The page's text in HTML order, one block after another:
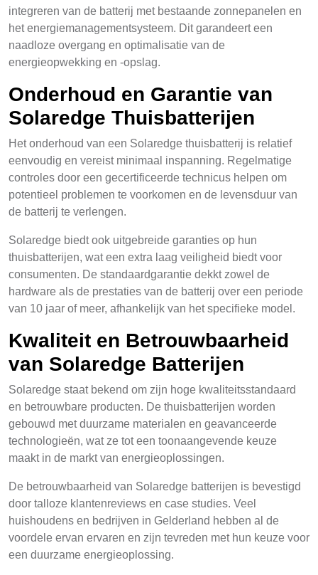
integreren van de batterij met bestaande zonnepanelen en
het energiemanagementsysteem. Dit garandeert een
naadloze overgang en optimalisatie van de
energieopwekking en -opslag.
Onderhoud en Garantie van
Solaredge Thuisbatterijen
Het onderhoud van een Solaredge thuisbatterij is relatief
eenvoudig en vereist minimaal inspanning. Regelmatige
controles door een gecertificeerde technicus helpen om
potentieel problemen te voorkomen en de levensduur van
de batterij te verlengen.
Solaredge biedt ook uitgebreide garanties op hun
thuisbatterijen, wat een extra laag veiligheid biedt voor
consumenten. De standaardgarantie dekkt zowel de
hardware als de prestaties van de batterij over een periode
van 10 jaar of meer, afhankelijk van het specifieke model.
Kwaliteit en Betrouwbaarheid
van Solaredge Batterijen
Solaredge staat bekend om zijn hoge kwaliteitsstandaard
en betrouwbare producten. De thuisbatterijen worden
gebouwd met duurzame materialen en geavanceerde
technologieën, wat ze tot een toonaangevende keuze
maakt in de markt van energieoplossingen.
De betrouwbaarheid van Solaredge batterijen is bevestigd
door talloze klantenreviews en case studies. Veel
huishoudens en bedrijven in Gelderland hebben al de
voordele ervan ervaren en zijn tevreden met hun keuze voor
een duurzame energieoplossing.